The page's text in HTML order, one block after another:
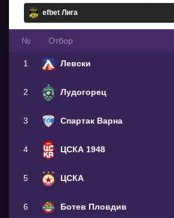
№ Oтбор
1 Левски
2 Лудогорец
3 Спартак Варна
4 ЦСКА 1948
5 ЦСКА
6 Ботев Пловдив